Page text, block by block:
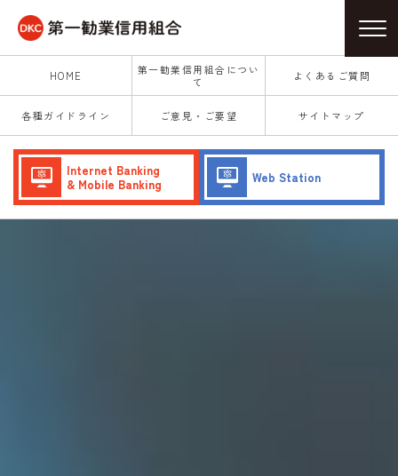
HOME
第一勧業信用組合につい
て
よくあるご質問
各種ガイドライン ご意見・ご要望 サイトマップ
Internet Banking
& Mobile Banking
Web Station